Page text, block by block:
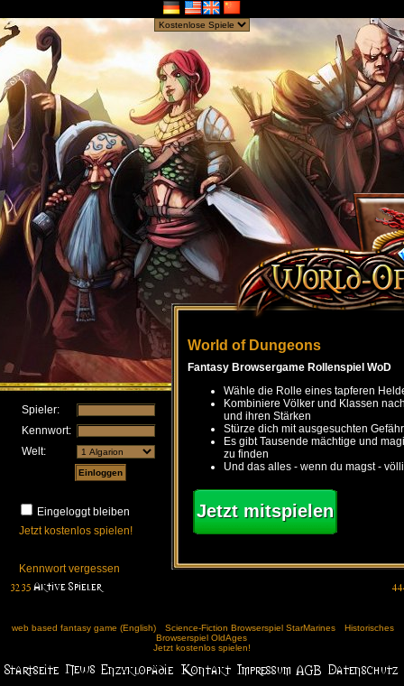
Spieler:
Kennwort:
Welt:
Eingeloggt bleiben
Jetzt kostenlos spielen!
Kennwort vergessen
World of Dungeons
Fantasy Browsergame Rollenspiel WoD
Wähle die Rolle eines tapferen
Kombiniere Völker und Klassen
und ihren Stärken
Stürze dich mit ausgesuchten
Es gibt Tausende mächtige und
zu finden
Und das alles - wenn du magst -
Jetzt mitspielen
web based fantasy game (English) Science-Fiction Browserspiel StarMarines
Historisches
Browserspiel OldAges
Jetzt kostenlos spielen!